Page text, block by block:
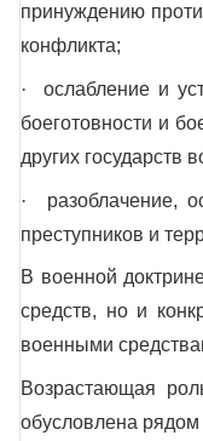
принуждению
конфликта;
· ослабление и
боеготовности и
других государств
· разоблачение,
преступников и
В военной
средств, но и
военными
Возрастающая
обусловлена рядом